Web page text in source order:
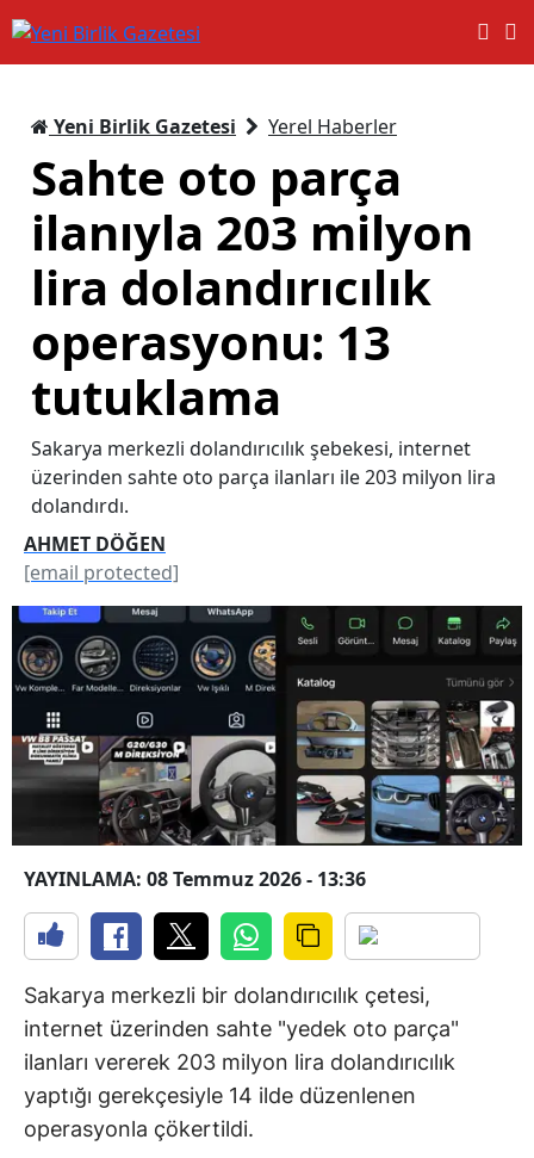
Yeni Birlik Gazetesi Yerel Haberler
Sahte oto parça
ilanıyla 203 milyon
lira dolandırıcılık
operasyonu: 13
tutuklama
Sakarya merkezli dolandırıcılık şebekesi, internet
üzerinden sahte oto parça ilanları ile 203 milyon lira
dolandırdı.
AHMET DÖĞEN
[email protected]
YAYINLAMA: 08 Temmuz 2026 - 13:36
Sakarya merkezli bir dolandırıcılık çetesi,
internet üzerinden sahte "yedek oto parça"
ilanları vererek 203 milyon lira dolandırıcılık
yaptığı gerekçesiyle 14 ilde düzenlenen
operasyonla çökertildi.